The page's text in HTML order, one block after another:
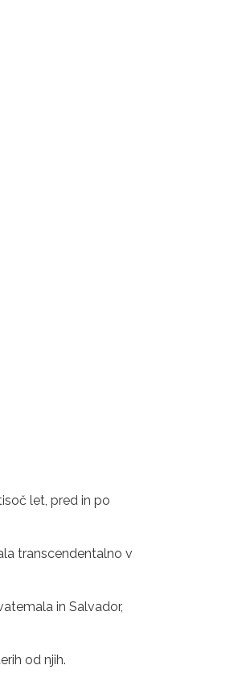
let, pred in po
transcendentalno v
in Salvador,
od njih.